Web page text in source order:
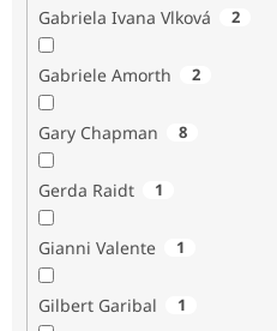
Gabriela Ivana Vlková 2
Gabriele Amorth 2
Gary Chapman 8
Gerda Raidt 1
Gianni Valente 1
Gilbert Garibal 1